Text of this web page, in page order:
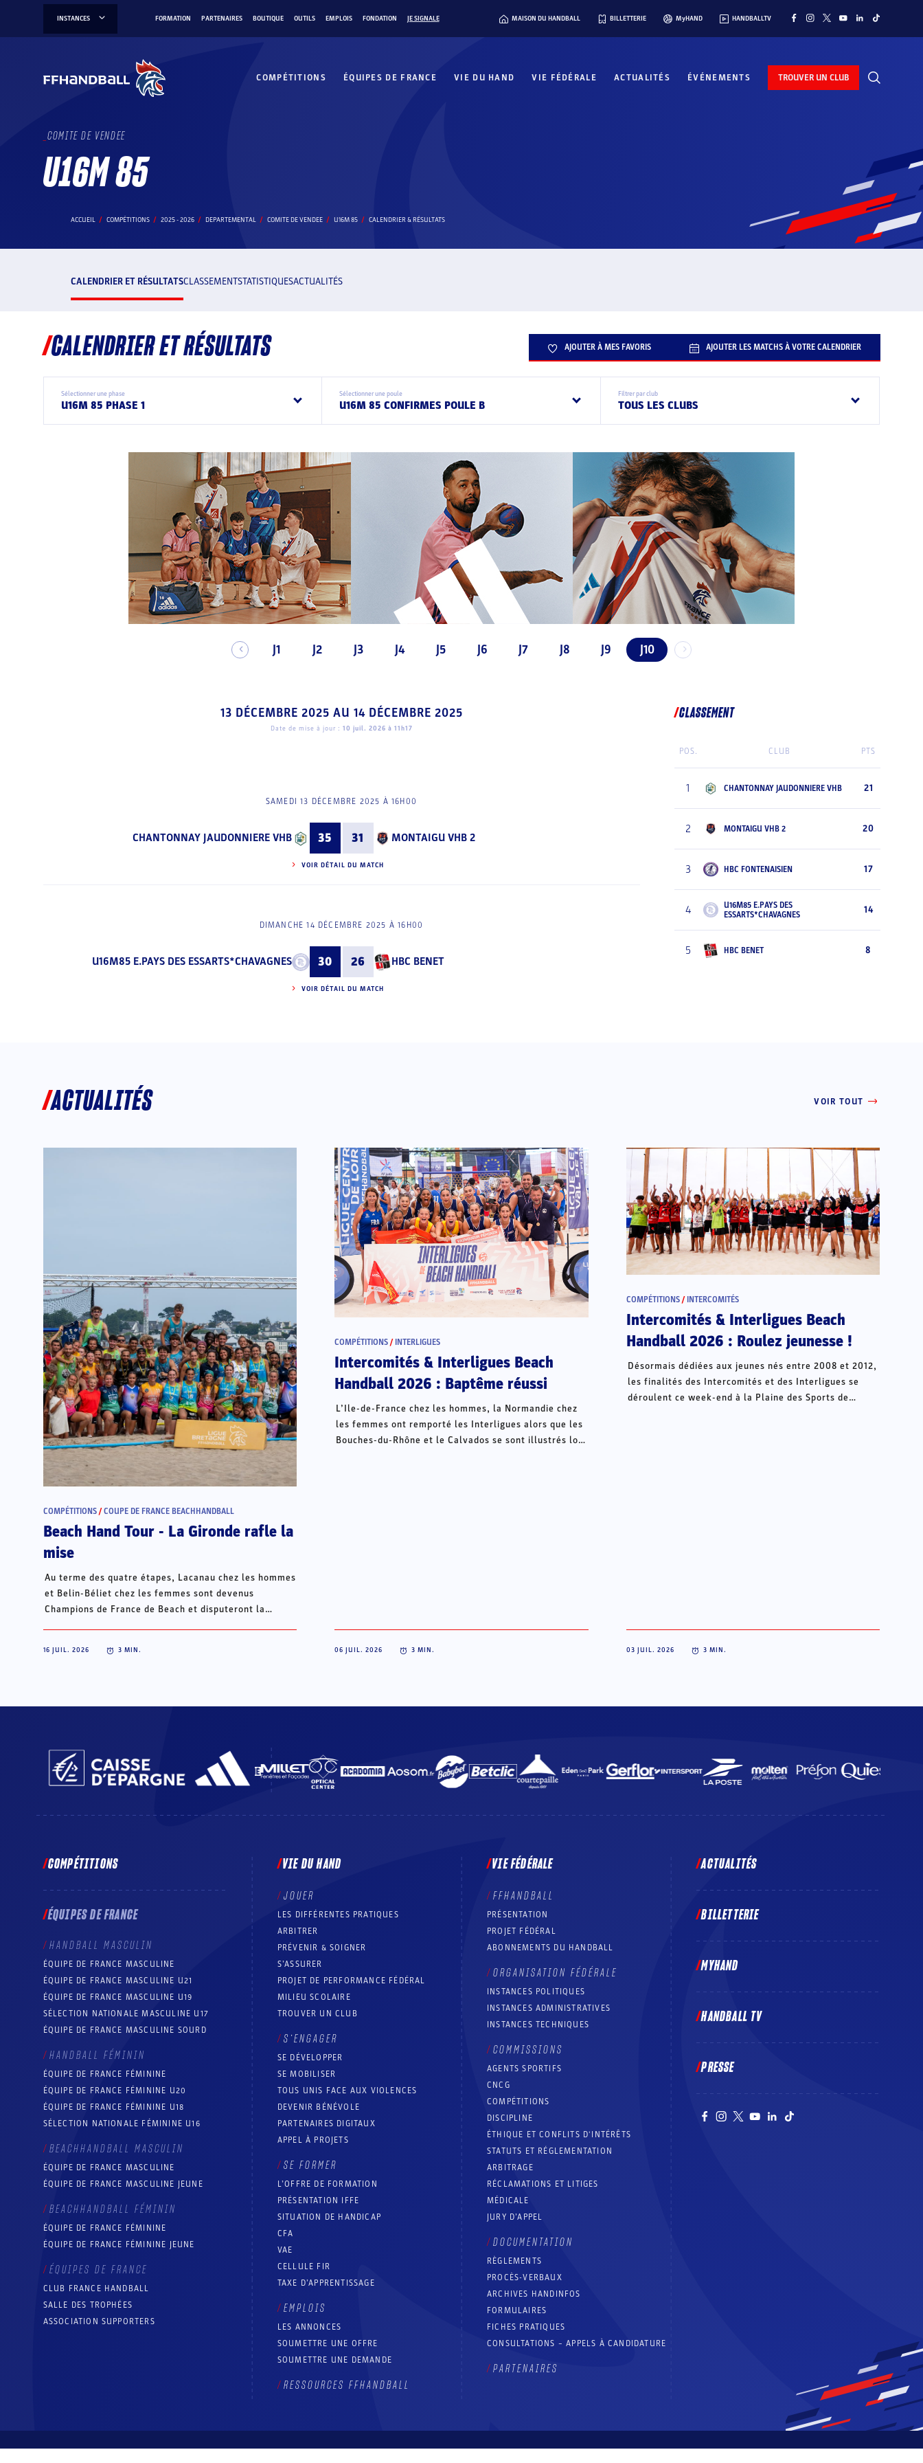
INSTANCES FORMATION PARTENAIRES BOUTIQUE OUTILS EMPLOIS FONDATION JE SIGNALE MAISON DU HANDBALL BILLETTERIE MyHAND HANDBALLTV
COMPÉTITIONS ÉQUIPES DE FRANCE VIE DU HAND VIE FÉDÉRALE ACTUALITÉS ÉVÉNEMENTS TROUVER UN CLUB
COMITE DE VENDEE
U16M 85
ACCUEIL COMPÉTITIONS 2025 - 2026 DEPARTEMENTAL COMITE DE VENDEE U16M 85 CALENDRIER & RÉSULTATS
CALENDRIER ET RÉSULTATSCLASSEMENTSTATISTIQUESACTUALITÉS
CALENDRIER ET RÉSULTATS AJOUTER À MES FAVORIS AJOUTER LES MATCHS À VOTRE CALENDRIER
Sélectionner une phase
U16M 85 PHASE 1
Sélectionner une poule
U16M 85 CONFIRMES POULE B
Filtrer par club
TOUS LES CLUBS
J1 J2 J3 J4 J5 J6 J7 J8 J9 J10
13 DÉCEMBRE 2025 AU 14 DÉCEMBRE 2025
Date de mise à jour : 10 juil. 2026 à 11h17
SAMEDI 13 DÉCEMBRE 2025 À 16H00
CHANTONNAY JAUDONNIERE VHB 35 31 MONTAIGU VHB 2
VOIR DÉTAIL DU MATCH
DIMANCHE 14 DÉCEMBRE 2025 À 16H00
U16M85 E.PAYS DES ESSARTS*CHAVAGNES 30 26 HBC BENET
VOIR DÉTAIL DU MATCH
CLASSEMENT
POS. CLUB PTS
1 CHANTONNAY JAUDONNIERE VHB 21
2 MONTAIGU VHB 2 20
3 HBC FONTENAISIEN 17
4
U16M85 E.PAYS DES
ESSARTS*CHAVAGNES
14
5 HBC BENET 8
ACTUALITÉS VOIR TOUT
COMPÉTITIONS /COUPE DE FRANCE BEACHHANDBALL
Beach Hand Tour - La Gironde rafle la
mise
Au terme des quatre étapes, Lacanau chez les hommes
et Belin-Béliet chez les femmes sont devenus
Champions de France de Beach et disputeront la
16 JUIL. 2026 3 MIN.
COMPÉTITIONS / INTERLIGUES
Intercomités & Interligues Beach
Handball 2026 : Baptême réussi
L’Ile-de-France chez les hommes, la Normandie chez
les femmes ont remporté les Interligues alors que les
Bouches-du-Rhône et le Calvados se sont illustrés lors
06 JUIL. 2026 3 MIN.
COMPÉTITIONS / INTERCOMITÉS
Intercomités & Interligues Beach
Handball 2026 : Roulez jeunesse !
Désormais dédiées aux jeunes nés entre 2008 et 2012,
les finalités des Intercomités et des Interligues se
déroulent ce week-end à la Plaine des Sports de
03 JUIL. 2026 3 MIN.
COMPÉTITIONS
ÉQUIPES DE FRANCE
HANDBALL MASCULIN
ÉQUIPE DE FRANCE MASCULINE
ÉQUIPE DE FRANCE MASCULINE U21
ÉQUIPE DE FRANCE MASCULINE U19
SÉLECTION NATIONALE MASCULINE U17
ÉQUIPE DE FRANCE MASCULINE SOURD
HANDBALL FÉMININ
ÉQUIPE DE FRANCE FÉMININE
ÉQUIPE DE FRANCE FÉMININE U20
ÉQUIPE DE FRANCE FÉMININE U18
SÉLECTION NATIONALE FÉMININE U16
BEACHHANDBALL MASCULIN
ÉQUIPE DE FRANCE MASCULINE
ÉQUIPE DE FRANCE MASCULINE JEUNE
BEACHHANDBALL FÉMININ
ÉQUIPE DE FRANCE FÉMININE
ÉQUIPE DE FRANCE FÉMININE JEUNE
ÉQUIPES DE FRANCE
CLUB FRANCE HANDBALL
SALLE DES TROPHÉES
ASSOCIATION SUPPORTERS
VIE DU HAND
JOUER
LES DIFFÉRENTES PRATIQUES
ARBITRER
PRÉVENIR & SOIGNER
S’ASSURER
PROJET DE PERFORMANCE FÉDÉRAL
MILIEU SCOLAIRE
TROUVER UN CLUB
S’ENGAGER
SE DÉVELOPPER
SE MOBILISER
TOUS UNIS FACE AUX VIOLENCES
DEVENIR BÉNÉVOLE
PARTENAIRES DIGITAUX
APPEL À PROJETS
SE FORMER
L’OFFRE DE FORMATION
PRÉSENTATION IFFE
SITUATION DE HANDICAP
CFA
VAE
CELLULE FIR
TAXE D’APPRENTISSAGE
EMPLOIS
LES ANNONCES
SOUMETTRE UNE OFFRE
SOUMETTRE UNE DEMANDE
RESSOURCES FFHANDBALL
VIE FÉDÉRALE
FFHANDBALL
PRÉSENTATION
PROJET FÉDÉRAL
ABONNEMENTS DU HANDBALL
ORGANISATION FÉDÉRALE
INSTANCES POLITIQUES
INSTANCES ADMINISTRATIVES
INSTANCES TECHNIQUES
COMMISSIONS
AGENTS SPORTIFS
CNCG
COMPÉTITIONS
DISCIPLINE
ÉTHIQUE ET CONFLITS D'INTÉRÊTS
STATUTS ET RÉGLEMENTATION
ARBITRAGE
RÉCLAMATIONS ET LITIGES
MÉDICALE
JURY D’APPEL
DOCUMENTATION
RÈGLEMENTS
PROCÈS-VERBAUX
ARCHIVES HANDINFOS
FORMULAIRES
FICHES PRATIQUES
CONSULTATIONS – APPELS À CANDIDATURE
PARTENAIRES
ACTUALITÉS
BILLETTERIE
MYHAND
HANDBALL TV
PRESSE